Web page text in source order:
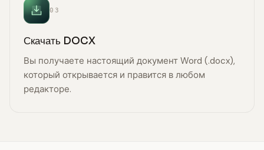
03
Скачать DOCX
Вы получаете настоящий документ Word (.docx),
который открывается и правится в любом
редакторе.